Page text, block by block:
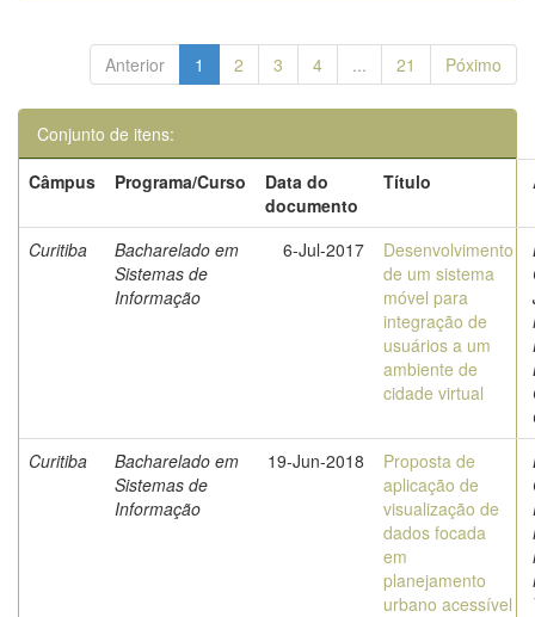
Anterior 1 2 3 4 ... 21 Póximo
Conjunto de itens:
Câmpus
Programa/Curso
Data do
documento
Título
Curitiba
Bacharelado em
Sistemas de
Informação
6-Jul-2017
Desenvolvimento
de um sistema
móvel para
integração de
usuários a um
ambiente de
cidade virtual
Curitiba
Bacharelado em
Sistemas de
Informação
19-Jun-2018
Proposta de
aplicação de
visualização de
dados focada
em
planejamento
urbano acessível